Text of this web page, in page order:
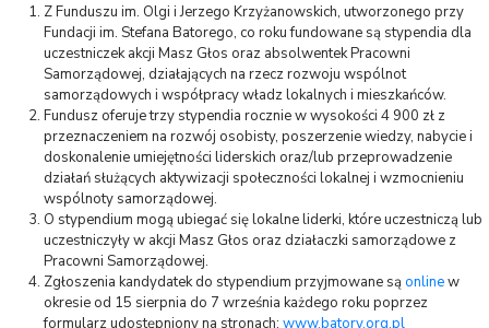
Z Funduszu im. Olgi i Jerzego Krzyżanowskich, utworzonego przy
Fundacji im. Stefana Batorego, co roku fundowane są stypendia dla
uczestniczek akcji Masz Głos oraz absolwentek Pracowni
Samorządowej, działających na rzecz rozwoju wspólnot
samorządowych i współpracy władz lokalnych i mieszkańców.
Fundusz oferuje trzy stypendia rocznie w wysokości 4 900 zł z
przeznaczeniem na rozwój osobisty, poszerzenie wiedzy, nabycie i
doskonalenie umiejętności liderskich oraz/lub przeprowadzenie
działań służących aktywizacji społeczności lokalnej i wzmocnieniu
wspólnoty samorządowej.
O stypendium mogą ubiegać się lokalne liderki, które uczestniczą lub
uczestniczyły w akcji Masz Głos oraz działaczki samorządowe z
Pracowni Samorządowej.
Zgłoszenia kandydatek do stypendium przyjmowane są onlinew
okresie od 15 sierpnia do 7 września każdego roku poprzez
formularz udostępniony na stronach: www.batory.org.pl